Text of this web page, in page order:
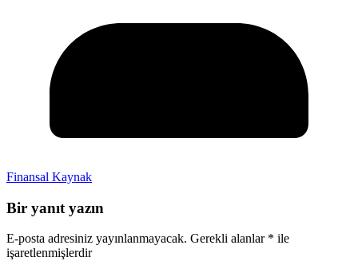
Finansal Kaynak
Bir yanıt yazın
E-posta adresiniz yayınlanmayacak. Gerekli alanlar * ile
işaretlenmişlerdir